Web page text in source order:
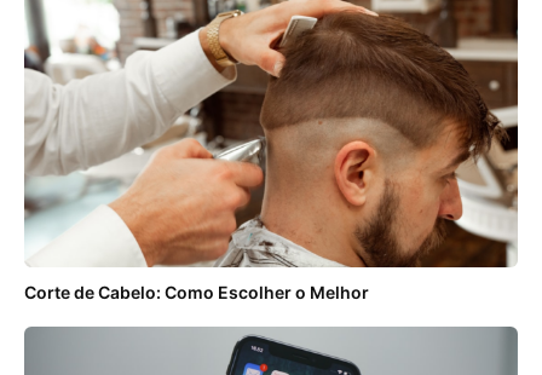
Corte de Cabelo: Como Escolher o Melhor